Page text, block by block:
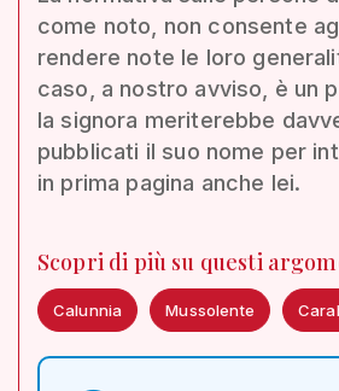
come noto, non consente
rendere note le loro
caso, a nostro avviso, è un
la signora meriterebbe
pubblicati il suo nome per
in prima pagina anche lei.
Scopri di più su questi
Calunnia Mussolente